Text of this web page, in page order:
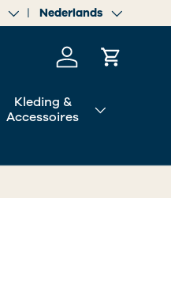
Taal Nederlands
Inloggen
Kleding &
Accessoires